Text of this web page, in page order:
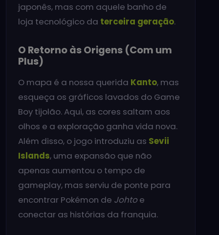
japonês, mas com aquele banho de
loja tecnológico da terceira geração.
O Retorno às Origens (Com um
Plus)
O mapa é a nossa querida Kanto, mas
esqueça os gráficos lavados do Game
Boy tijolão. Aqui, as cores saltam aos
olhos e a exploração ganha vida nova.
Além disso, o jogo introduziu as Sevii
Islands, uma expansão que não
apenas aumentou o tempo de
gameplay, mas serviu de ponte para
encontrar Pokémon de Johtoe
conectar as histórias da franquia.